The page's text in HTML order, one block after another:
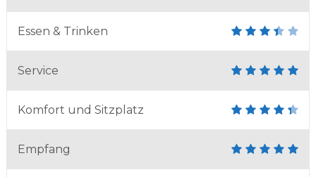
Essen & Trinken
Service
Komfort und Sitzplatz
Empfang